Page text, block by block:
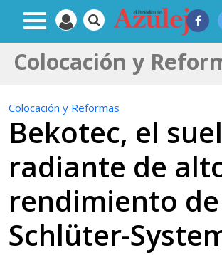
Colocación y
Colocación y Reformas
Bekotec, el
radiante de
rendimiento de
Schlüter-